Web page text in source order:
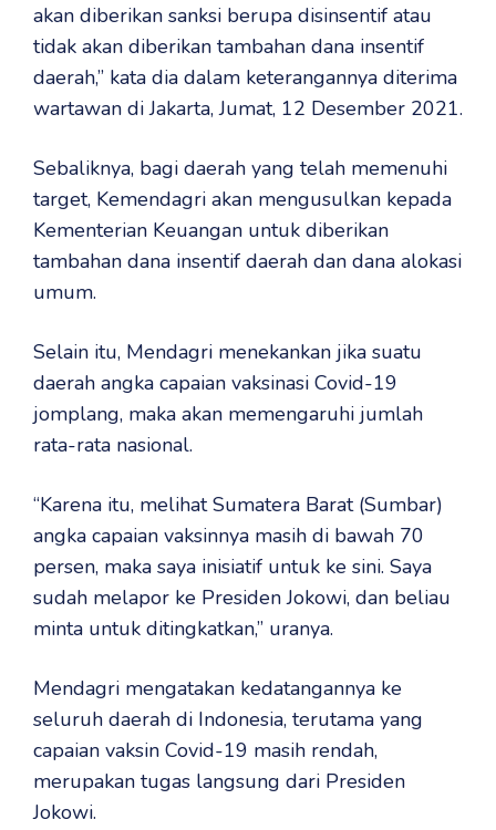
akan diberikan sanksi berupa disinsentif atau
tidak akan diberikan tambahan dana insentif
daerah,” kata dia dalam keterangannya diterima
wartawan di Jakarta, Jumat, 12 Desember 2021.
Sebaliknya, bagi daerah yang telah memenuhi
target, Kemendagri akan mengusulkan kepada
Kementerian Keuangan untuk diberikan
tambahan dana insentif daerah dan dana alokasi
umum.
Selain itu, Mendagri menekankan jika suatu
daerah angka capaian vaksinasi Covid-19
jomplang, maka akan memengaruhi jumlah
rata-rata nasional.
“Karena itu, melihat Sumatera Barat (Sumbar)
angka capaian vaksinnya masih di bawah 70
persen, maka saya inisiatif untuk ke sini. Saya
sudah melapor ke Presiden Jokowi, dan beliau
minta untuk ditingkatkan,” uranya.
Mendagri mengatakan kedatangannya ke
seluruh daerah di Indonesia, terutama yang
capaian vaksin Covid-19 masih rendah,
merupakan tugas langsung dari Presiden
Jokowi.